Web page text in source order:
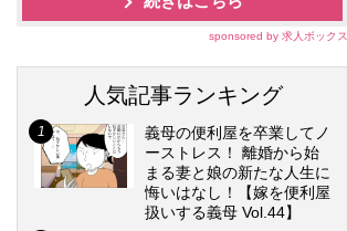
sponsored by 求人ボックス
人気記事ランキング
義母の便利屋を卒業してノ
ーストレス！ 離婚から始
まる妻と娘の新たな人生に
悔いはなし！【嫁を便利屋
扱いする義母 Vol.44】